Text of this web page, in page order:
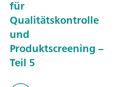
für
Qualitätskontrolle
und
Produktscreening –
Teil 5